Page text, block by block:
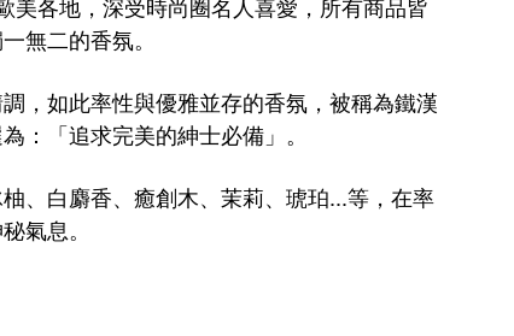
無二的香氛。
， 如此率性與優雅並存的香氛，被稱為鐵漢
：「追求完美的紳士必備」。
、白麝香、癒創木、茉莉、琥珀...等，在率
氣息。